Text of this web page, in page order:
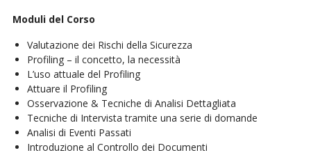
Moduli del Corso
Valutazione dei Rischi della Sicurezza
Profiling – il concetto, la necessità
L’uso attuale del Profiling
Attuare il Profiling
Osservazione & Tecniche di Analisi Dettagliata
Tecniche di Intervista tramite una serie di domande
Analisi di Eventi Passati
Introduzione al Controllo dei Documenti